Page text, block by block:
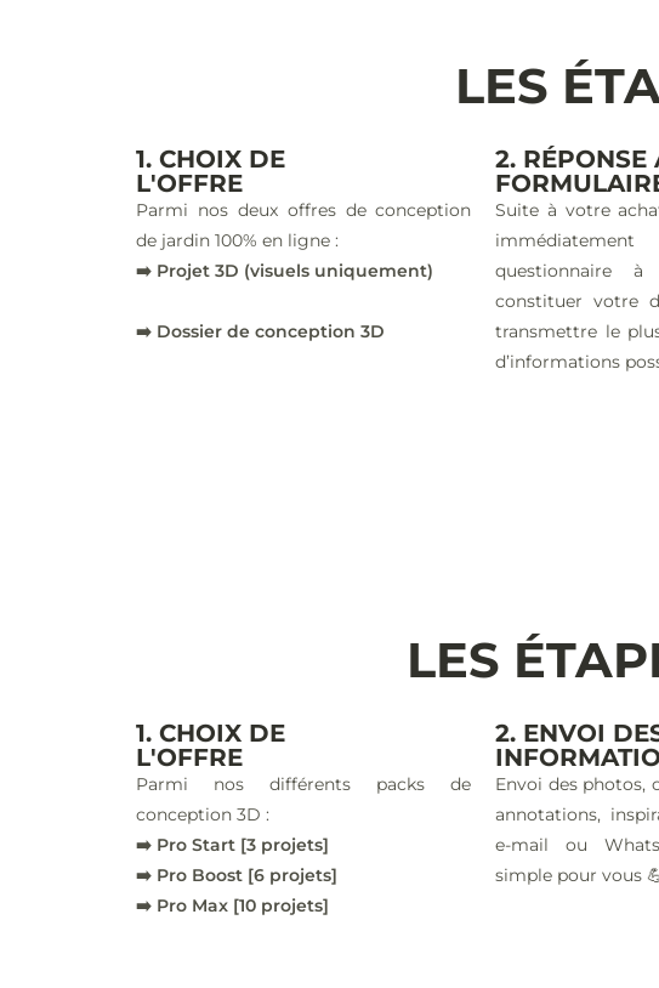
LES
1. CHOIX DE
L'OFFRE
Parmi nos deux offres de conception
de jardin 100% en ligne :
➡️ Projet 3D (visuels uniquement)
➡️ Dossier de conception 3D
2. RÉPONSE
Suite à votre
questionnaire
constituer votre
transmettre le
d’informations
LES
1. CHOIX DE
L'OFFRE
Parmi nos différents packs de
conception 3D :
➡️ Pro Start [3 projets]
➡️ Pro Boost [6 projets]
➡️ Pro Max [10 projets]
2. ENVOI
Envoi des photos,
annotations,
e-mail ou
simple pour vous